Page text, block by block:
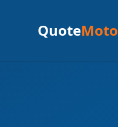
QuoteMoto